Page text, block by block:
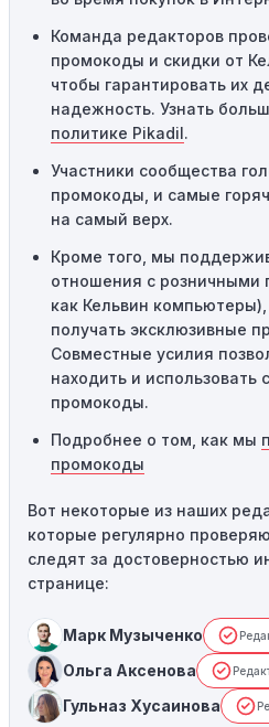
использования. Если код
другим, он не будет
Технические сбои:Иногда
сайте или в процессе
таких случаях следует
службу поддержки.
Команда редакторов
промокоды и скидки от
чтобы гарантировать их
надежность. Узнать
политике Pikadil.
Участники сообщества
промокоды, и самые
на самый верх.
Кроме того, мы
отношения с розничными
как Кельвин компьютеры),
получать эксклюзивные
Совместные усилия
находить и
промокоды.
Подробнее о том, как мы
промокоды
Вот некоторые из наших
которые регулярно
следят за достоверностью
странице:
Марк Музыченко
Ольга Аксенова
Гульназ Хусаинова